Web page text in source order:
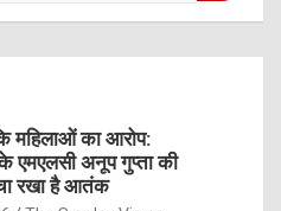
महिलाओं का आरोप:
एमएलसी अनूप गुप्ता की
रखा है आतंक